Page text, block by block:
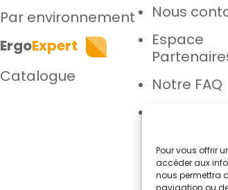
Pour vous offrir
accéder aux
nous permettra
navigation ou
Par environnement
ErgoExpert
Catalogue
Nous
Espace
Notre FAQ